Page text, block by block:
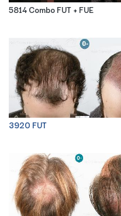
5814 Combo FUT + FUE
3920 FUT